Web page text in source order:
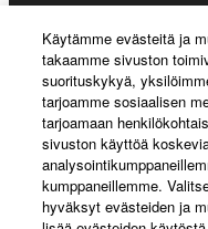
Yamaha Music ID
About Yamaha
Käytämme evästeitä ja
takaamme sivuston
suorituskykyä,
tarjoamme sosiaalisen
tarjoamaan
sivuston käyttöä
kumppaneillemme.
hyväksyt evästeiden ja